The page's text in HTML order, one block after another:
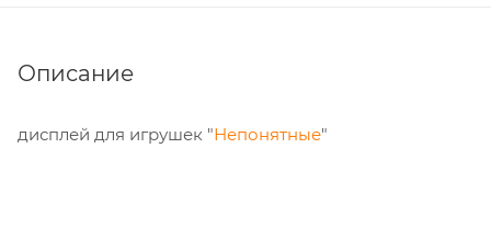
Описание
дисплей для игрушек "Непонятные"